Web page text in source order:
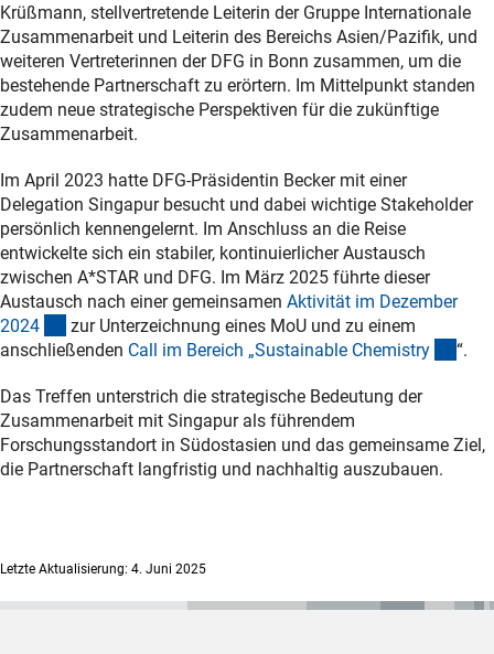
Krüßmann, stellvertretende Leiterin der Gruppe Internationale
Zusammenarbeit und Leiterin des Bereichs Asien/Pazifik, und
weiteren Vertreterinnen der DFG in Bonn zusammen, um die
bestehende Partnerschaft zu erörtern. Im Mittelpunkt standen
zudem neue strategische Perspektiven für die zukünftige
Zusammenarbeit.
Im April 2023 hatte DFG-Präsidentin Becker mit einer
Delegation Singapur besucht und dabei wichtige Stakeholder
persönlich kennengelernt. Im Anschluss an die Reise
entwickelte sich ein stabiler, kontinuierlicher Austausch
zwischen A*STAR und DFG. Im März 2025 führte dieser
Austausch nach einer gemeinsamen Aktivität im Dezember
2024 (interner Link)
zur Unterzeichnung eines MoU und zu einem
anschließenden Call im Bereich „Sustainable Chemistry “.
Das Treffen unterstrich die strategische Bedeutung der
Zusammenarbeit mit Singapur als führendem
Forschungsstandort in Südostasien und das gemeinsame Ziel,
die Partnerschaft langfristig und nachhaltig auszubauen.
Letzte Aktualisierung: 4. Juni 2025